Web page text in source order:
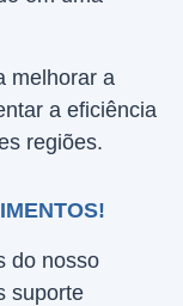
melhorar a
a eficiência
regiões.
do nosso
suporte